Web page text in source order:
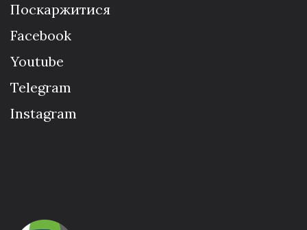
Поскаржитися
Facebook
Youtube
Telegram
Instagram